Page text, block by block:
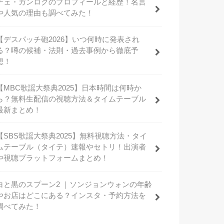
ェ・ガンロクのプロフィールと経歴！名言
人気の理由も調べてみた！
デスパッチ砲2026】いつ何時に発表され
？噂の候補・法則・過去事例から徹底予
！
MBC歌謡大祭典2025】日本時間は何時か
？無料生配信の視聴方法＆タイムテーブル
新まとめ！
SBS歌謡大祭典2025】無料視聴方法・タイ
テーブル（タイテ）速報やセトリ！出演者
視聴プラットフォームまとめ！
と黒のスプーン2 ｜ソンジョンウォンの年齢
お店はどこにある？インスタ・予約方法を
べてみた！